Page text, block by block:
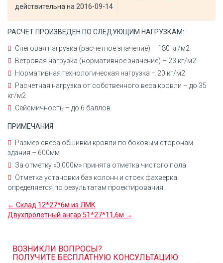
действительна на 2016-09-14
РАСЧЕТ ПРОИЗВЕДЕН ПО СЛЕДУЮЩИМ НАГРУЗКАМ:
Снеговая нагрузка (расчетное значение) – 180 кг/м2
Ветровая нагрузка (нормативное значение) – 23 кг/м2
Нормативная технологическая нагрузка – 20 кг/м2
Расчетная нагрузка от собственного веса кровли – до 35
кг/м2
Сейсмичность – до 6 баллов.
ПРИМЕЧАНИЯ
Размер свеса обшивки кровли по боковым сторонам
здания – 600мм
За отметку «0,000м» принята отметка чистого пола.
Отметка установки баз колонн и стоек фахверка
определяется по результатам проектирования.
← Склад 12*27*6м из ЛМК
Двухпролетный ангар 51*27*11,6м →
ВОЗНИКЛИ ВОПРОСЫ?
ПОЛУЧИТЕ БЕСПЛАТНУЮ КОНСУЛЬТАЦИЮ